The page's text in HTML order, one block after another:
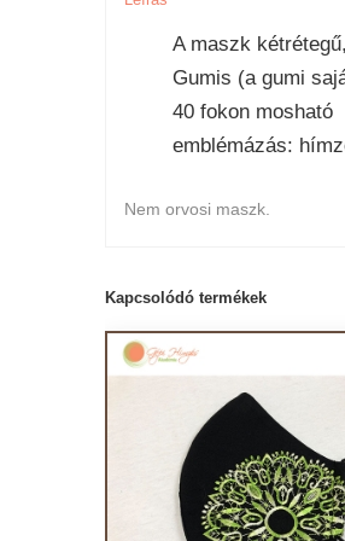
A maszk
Gumis (a gumi
40 fokon mosható
emblémázás:
Nem orvosi maszk.
Kapcsolódó termékek